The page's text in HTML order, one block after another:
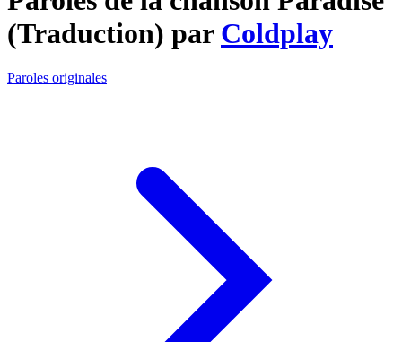
(Traduction) par Coldplay
Paroles originales